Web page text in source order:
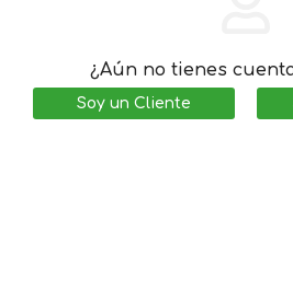
¿Aún no tienes
Soy un Cliente